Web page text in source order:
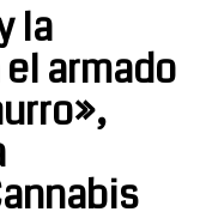
la
armado